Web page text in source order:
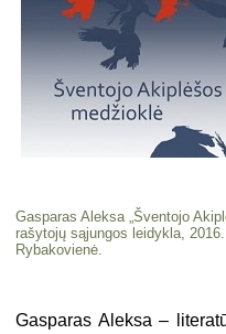
Gasparas Aleksa „Šventojo
rašytojų sąjungos leidykla,
Rybakovienė.
Gasparas Aleksa –